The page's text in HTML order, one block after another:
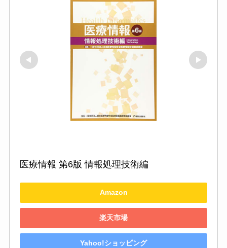
医療情報 第6版 情報処理技術編
Amazon
楽天市場
Yahoo!ショッピング